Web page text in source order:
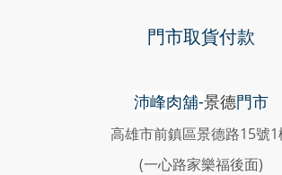
門市取貨付款
沛峰肉舖-景德門市
高雄市前鎮區景德路15號1
(一心路家樂福後面)